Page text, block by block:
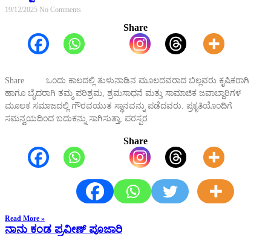
19/12/2025 No Comments
Share
Share ಒಂದು ಕಾಲದಲ್ಲಿ ತುಳುನಾಡಿನ ಮೂಲದವರಾದ ಬಿಲ್ಲವರು ಕೃಷಿಕರಾಗಿ
ಹಾಗೂ ಬೈದರಾಗಿ ತಮ್ಮ ಪರಿಶ್ರಮ, ಶ್ರಮಸಾಧನೆ ಮತ್ತು ಸಾಮಾಜಿಕ ಜವಾಬ್ದಾರಿಗಳ
ಮೂಲಕ ಸಮಾಜದಲ್ಲಿ ಗೌರವಯುತ ಸ್ಥಾನವನ್ನು ಪಡೆದವರು. ಪ್ರಕೃತಿಯೊಂದಿಗೆ
ಸಮನ್ವಯದಿಂದ ಬದುಕನ್ನು ಸಾಗಿಸುತ್ತಾ, ಪರಸ್ಪರ
Share
Read More »
ನಾನು ಕಂಡ ಪ್ರವೀಣ್ ಪೂಜಾರಿ